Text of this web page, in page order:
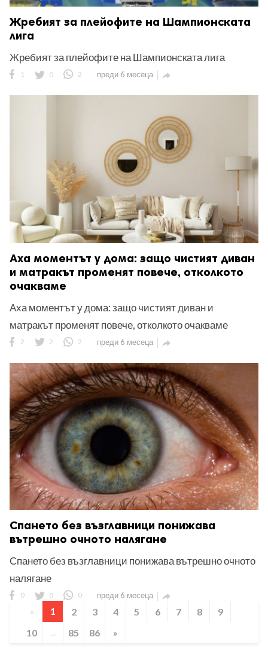
Жребият за плейофите на Шампионската
лига
Жребият за плейофите на Шампионската лига
1 0 2 преди 6 месеца 
Аха моментът у дома: защо чистият диван
и матракът променят повече, отколкото
очакваме
Аха моментът у дома: защо чистият диван и
матракът променят повече, отколкото очакваме
2 2 2 преди 6 месеца 
Спането без възглавници понижава
вътрешно очното налягане
Спането без възглавници понижава вътрешно очното
налягане
0 0 0 преди 6 месеца

«
1 2 3 4 5 6 7 8
9
10
... 85 86 »